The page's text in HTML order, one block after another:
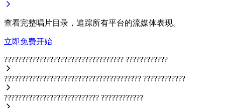
查看完整唱片目录，追踪所有平台的流媒体表现。
立即免费开始
?????????????????????????????????? ????????????
??????????????????????????????????????? ????????????
??????????????????????????? ????????????